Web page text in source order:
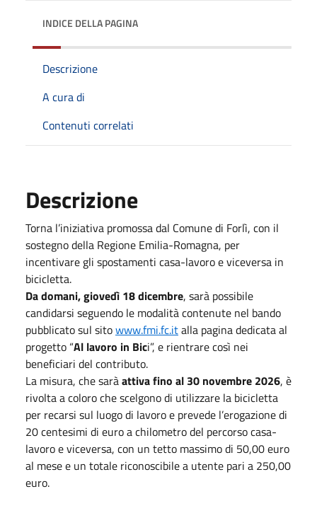
INDICE DELLA PAGINA
Descrizione
A cura di
Contenuti correlati
Descrizione
Torna l’iniziativa promossa dal Comune di Forlì, con il
sostegno della Regione Emilia-Romagna, per
incentivare gli spostamenti casa-lavoro e viceversa in
bicicletta.
Da domani, giovedì 18 dicembre, sarà possibile
candidarsi seguendo le modalità contenute nel bando
pubblicato sul sitowww.fmi.fc.italla pagina dedicata al
progetto “Al lavoro in Bici”, e rientrare così nei
beneficiari del contributo.
La misura, che saràattiva fino al 30 novembre 2026, è
rivolta a coloro che scelgono di utilizzare la bicicletta
per recarsi sul luogo di lavoro e prevede l’erogazione di
20 centesimi di euro a chilometro del percorso casa-
lavoro e viceversa, con un tetto massimo di 50,00 euro
al mese e un totale riconoscibile a utente pari a 250,00
euro.